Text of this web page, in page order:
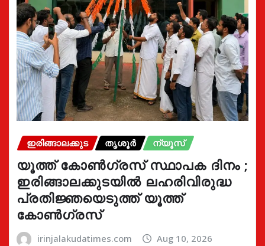
ഇരിങ്ങാലക്കുട തൃശൂർ ന്യൂസ്
യൂത്ത് കോൺഗ്രസ്‌ സ്ഥാപക ദിനം ;
ഇരിങ്ങാലക്കുടയിൽ ലഹരിവിരുദ്ധ
പ്രതിജ്ഞയെടുത്ത് യൂത്ത്
കോൺഗ്രസ്
irinjalakudatimes.com Aug 10, 2026